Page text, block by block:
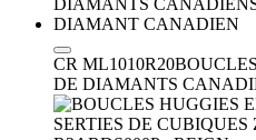
CR ML1010R20
DE DIAMANTS